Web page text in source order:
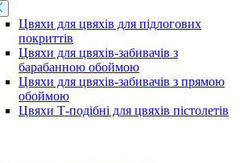
Цвяхи для цвяхів для підлогових
покриттів
Цвяхи для цвяхів-забивачів з
барабанною обоймою
Цвяхи для цвяхів-забивачів з прямою
обоймою
Цвяхи Т-подібні для цвяхів пістолетів